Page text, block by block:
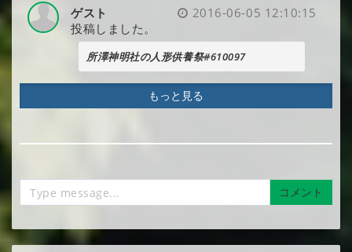
2016-06-05 12:10:15
ゲスト
投稿しました。
所澤神明社の人形供養祭#610097
もっと見る
コメント